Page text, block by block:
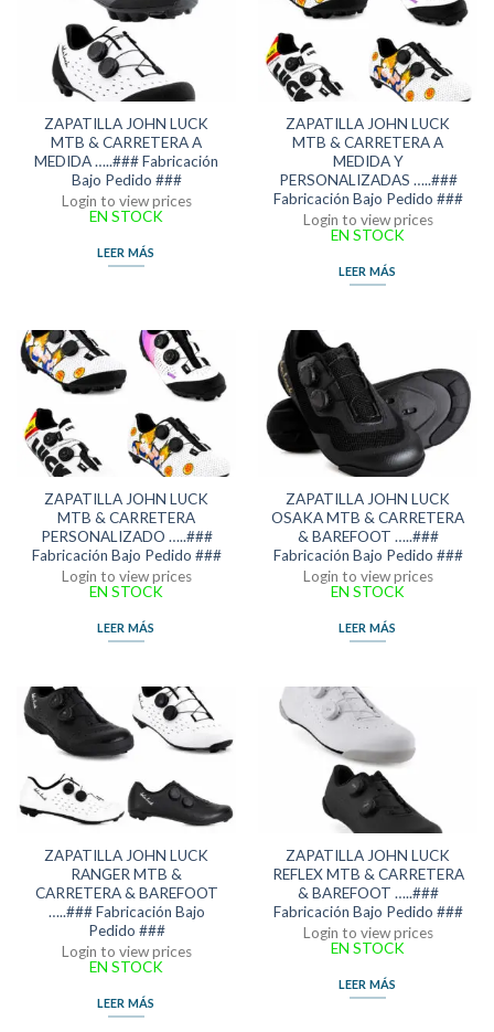
ZAPATILLA JOHN LUCK
MTB & CARRETERA A
MEDIDA …..### Fabricación
Bajo Pedido ###
Login to view prices
EN STOCK
LEER MÁS
ZAPATILLA JOHN LUCK
MTB & CARRETERA A
MEDIDA Y
PERSONALIZADAS …..###
Fabricación Bajo Pedido ###
Login to view prices
EN STOCK
LEER MÁS
ZAPATILLA JOHN LUCK
MTB & CARRETERA
PERSONALIZADO …..###
Fabricación Bajo Pedido ###
Login to view prices
EN STOCK
LEER MÁS
ZAPATILLA JOHN LUCK
OSAKA MTB & CARRETERA
& BAREFOOT …..###
Fabricación Bajo Pedido ###
Login to view prices
EN STOCK
LEER MÁS
ZAPATILLA JOHN LUCK
RANGER MTB &
CARRETERA & BAREFOOT
…..### Fabricación Bajo
Pedido ###
Login to view prices
EN STOCK
LEER MÁS
ZAPATILLA JOHN LUCK
REFLEX MTB & CARRETERA
& BAREFOOT …..###
Fabricación Bajo Pedido ###
Login to view prices
EN STOCK
LEER MÁS